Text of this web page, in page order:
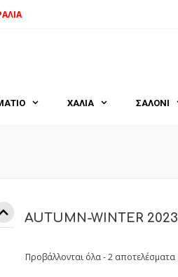
ΧΑΛΙΑ ΣΑΛΟΝΙ
AUTUMN-WINTER 2023
Προβάλλονται όλα - 2 αποτελέσματα